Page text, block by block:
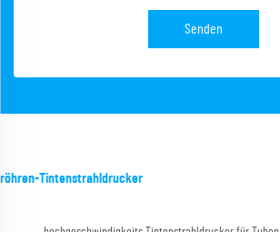
Senden
röhren-Tintenstrahldrucker